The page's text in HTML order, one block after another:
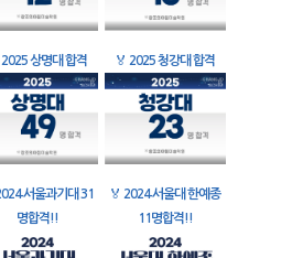
2025 상명대 합격 🏅 2025 청강대 합격
서울과기대 31
명합격!!
🏅 2024 서울대 한예종
11명합격!!